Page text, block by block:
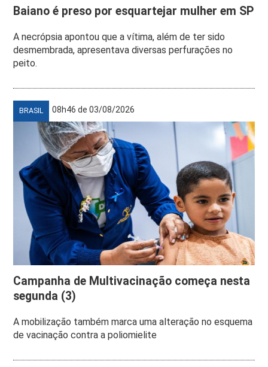
Baiano é preso por esquartejar mulher em SP
A necrópsia apontou que a vítima, além de ter sido
desmembrada, apresentava diversas perfurações no
peito.
BRASIL 08h46 de 03/08/2026
Campanha de Multivacinação começa nesta
segunda (3)
A mobilização também marca uma alteração no esquema
de vacinação contra a poliomielite